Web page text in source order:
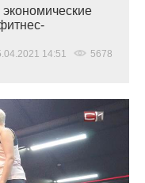
14:51 5678